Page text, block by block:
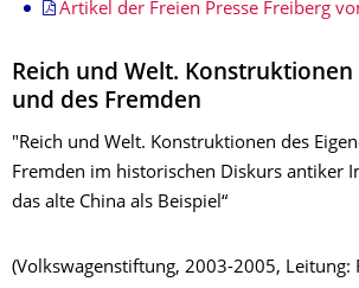
Artikel der Freien Presse Freiberg
Reich und Welt. Konstruktionen
und des Fremden
"Reich und Welt. Konstruktionen des
Fremden im historischen Diskurs antiker
das alte China als Beispiel“
(Volkswagenstiftung, 2003-2005, Leitung: